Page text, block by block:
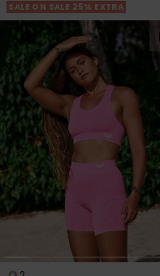
SALE ON SALE 25% EXTRA